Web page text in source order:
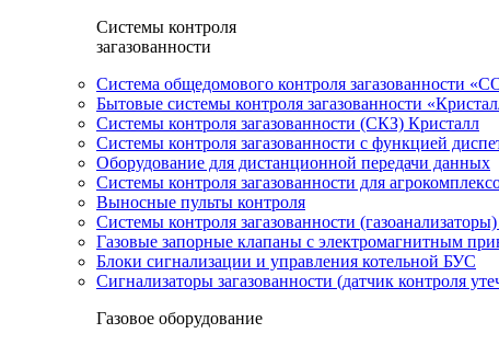
Системы контроля
загазованности
Система общедомового контроля загазованности
Бытовые системы контроля загазованности
Системы контроля загазованности (СКЗ) Кристалл
Системы контроля загазованности с функцией
Оборудование для дистанционной передачи данных
Системы контроля загазованности для
Выносные пульты контроля
Системы контроля загазованности
Газовые запорные клапаны с электромагнитным
Блоки сигнализации и управления котельной БУС
Сигнализаторы загазованности (датчик контроля
Газовое оборудование